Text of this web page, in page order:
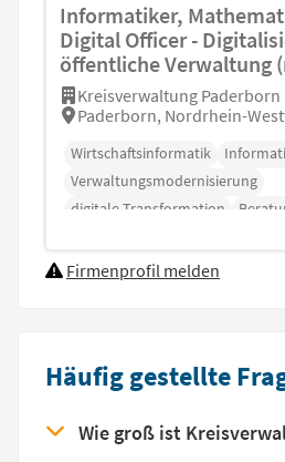
Informatiker,
Digital Officer -
öffentliche Verwaltung
Kreisverwaltung Paderborn
Paderborn, Nordrhein-
Wirtschaftsinformatik
Verwaltungsmodernisierung
digitale Transformation
Firmenprofil melden
Häufig gestellte
Wie groß ist